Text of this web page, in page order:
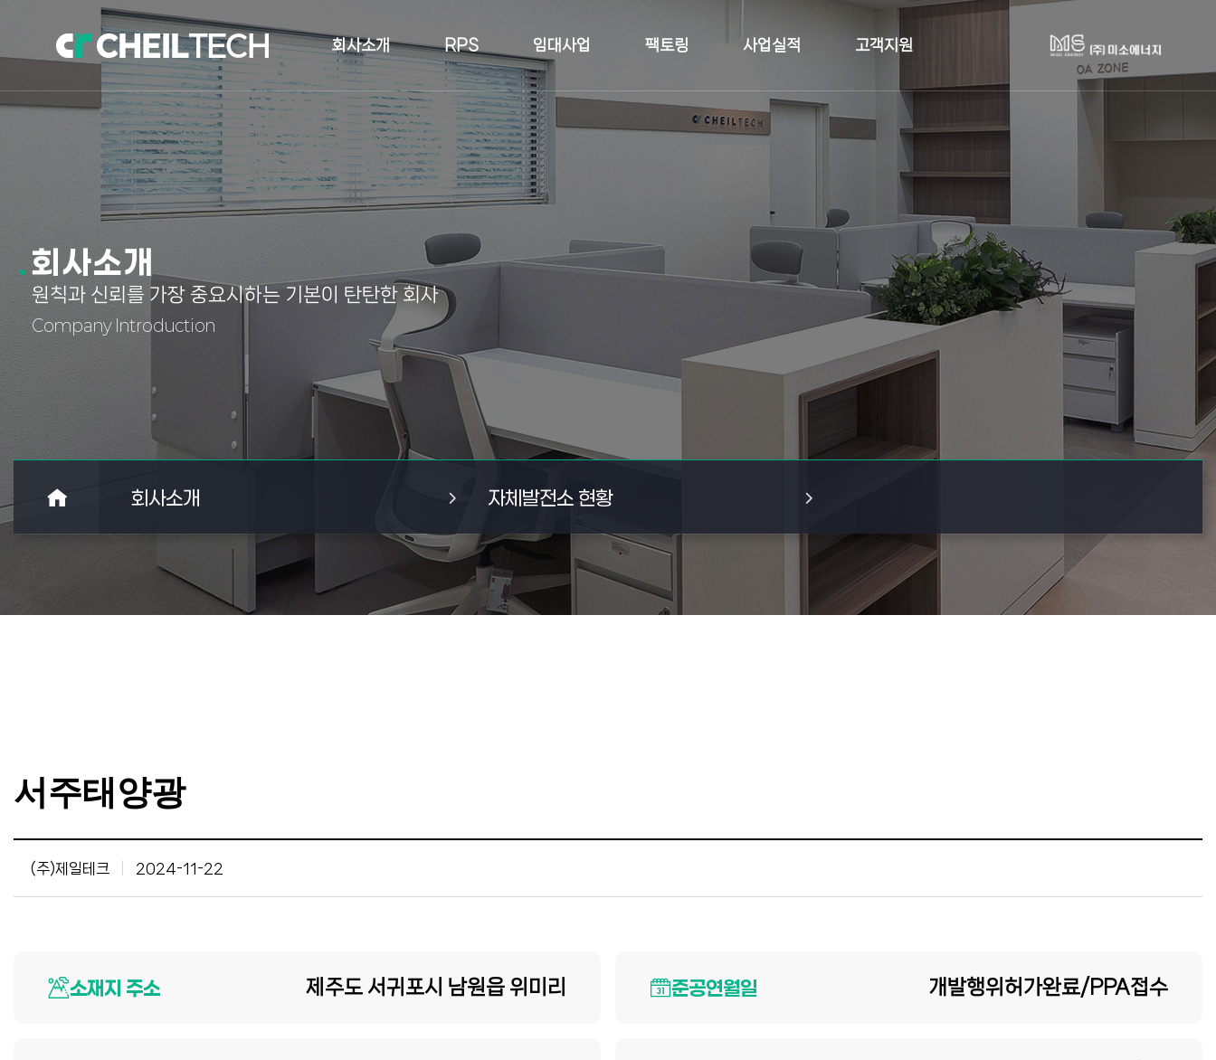
회사소개
인사말
오시는길
자체발전소 현황
RPS 임대사업 팩토링 사업실적
토지현장
고객지원
사업검토
견적문의
공지사항
FAQ
회사소개
원칙과 신뢰를 가장 중요시하는 기본이 탄탄한 회사
Company Introduction
회사소개 자체발전소 현황
서주태양광
(주)제일테크 2024-11-22
소재지 주소 제주도 서귀포시 남원읍 위미리 준공연월일 개발행위허가완료/PPA접수